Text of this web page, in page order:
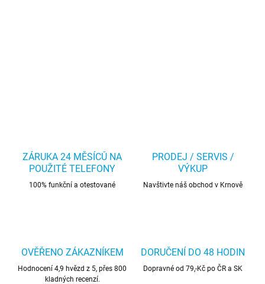
ZÁRUKA 24 MĚSÍCŮ NA
POUŽITÉ TELEFONY
100% funkční a otestované
PRODEJ / SERVIS /
VÝKUP
Navštivte náš obchod v Krnově
OVĚŘENO ZÁKAZNÍKEM
Hodnocení 4,9 hvězd z 5, přes 800
kladných recenzí.
DORUČENÍ DO 48 HODIN
Dopravné od 79,-Kč po ČR a SK